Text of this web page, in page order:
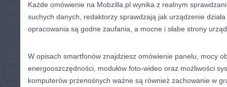
Każde omówienie na Mobzilla.pl wynika z realnym
suchych danych, redaktorzy sprawdzają jak urządzenie
opracowania są godne zaufania, a mocne i słabe strony
W opisach smartfonów znajdziesz omówienie panelu, mocy
energooszczędności, modułów foto-wideo oraz możliwości
komputerów przenośnych ważne są również zachowanie w